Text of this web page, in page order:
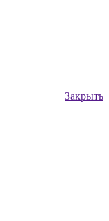
Закрыть